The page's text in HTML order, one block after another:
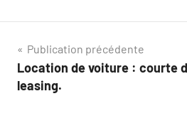
Navigation
de
Publication précédente
Location de voiture : courte
leasing.